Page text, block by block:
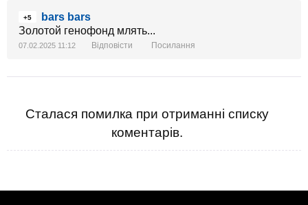
+5
bars bars
Золотой генофонд млять...
07.02.2025 11:12 Відповісти Посилання
Сталася помилка при отриманні списку
коментарів.